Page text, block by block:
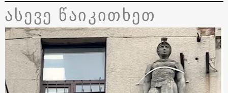
ასევე წაიკითხეთ